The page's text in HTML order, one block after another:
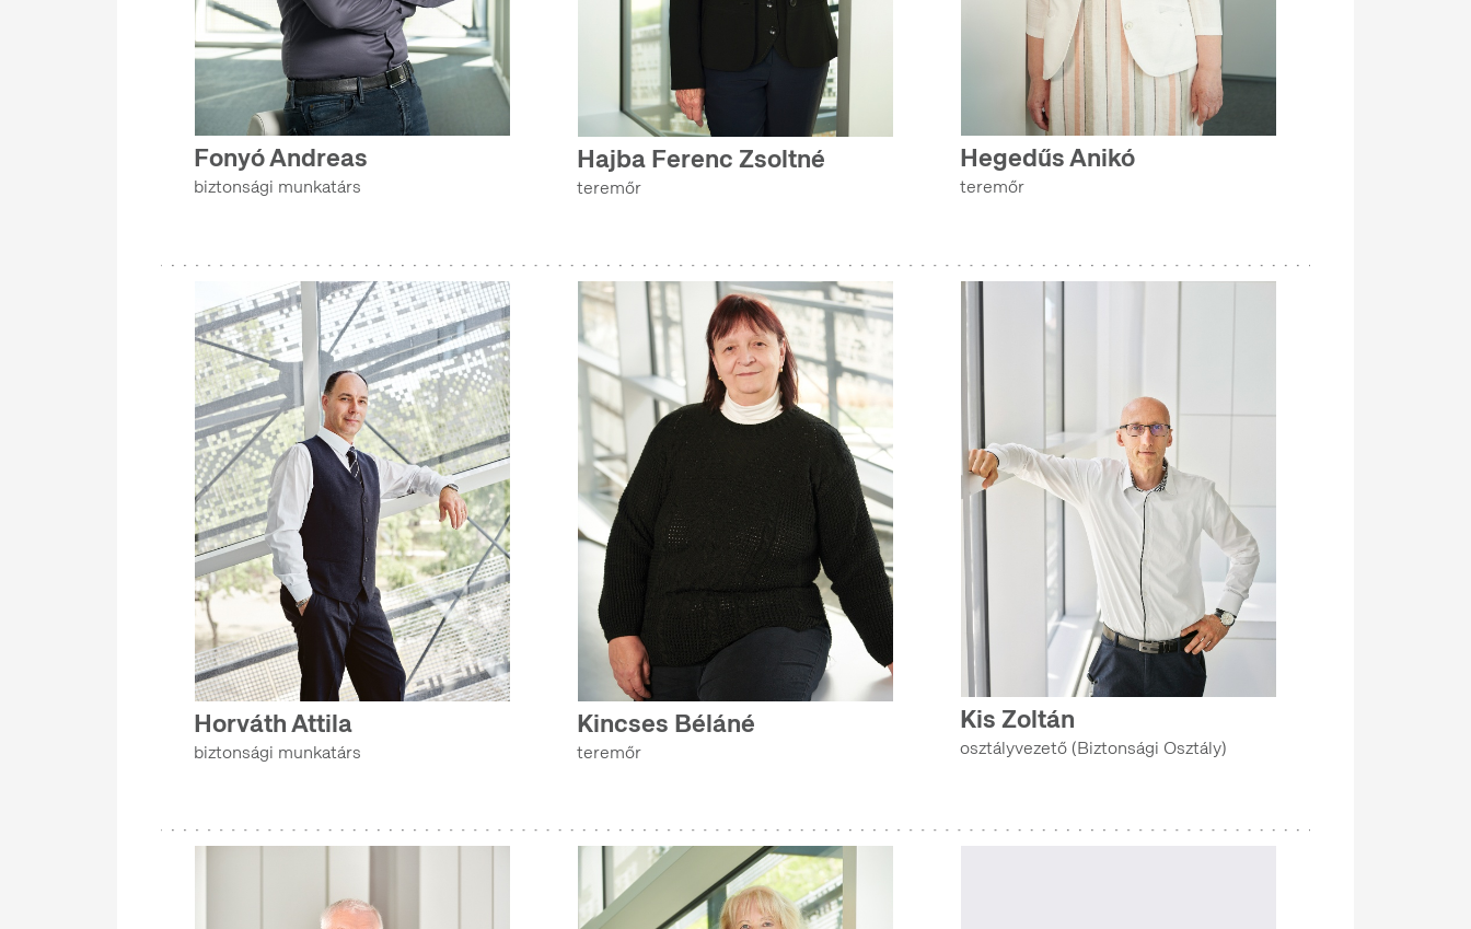
NEMZETKÖZI KAPCSOLATOK
INFORMATIKAI OSZTÁLY
BIZTONSÁGI FŐOSZTÁLY
RENDEZVÉNYSZERVEZÉSI OSZTÁLY
RENDEZVÉNYSZERVEZÉSI OSZTÁLY
Fonyó Andreas
biztonsági munkatárs
Hajba Ferenc Zsoltné
teremőr
Hegedűs Anikó
teremőr
Horváth Attila
biztonsági munkatárs
Kincses Béláné
teremőr
Kis Zoltán
osztályvezető (Biztonsági Osztály)